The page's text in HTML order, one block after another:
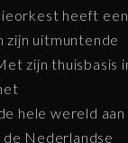
heeft een
zijn uitmuntende
zijn thuisbasis
hele wereld aan
Nederlandse